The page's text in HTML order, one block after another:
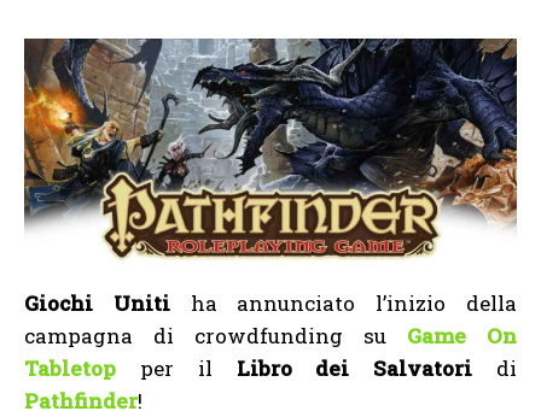
Giochi Unitiha annunciato l’inizio della
campagna di crowdfunding su Game On
Tabletop per il Libro dei Salvatori di
Pathfinder!